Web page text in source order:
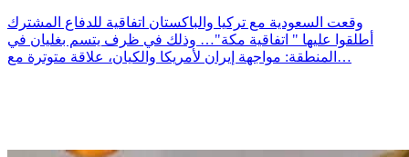
وقعت السعودية مع تركيا والباكستان اتفاقية للدفاع المشترك
أطلقوا عليها " اتفاقية مكة"… وذلك في ظرف يتسم بغليان في
المنطقة: مواجهة إيران لأمريكا والكيان، علاقة متوترة مع…